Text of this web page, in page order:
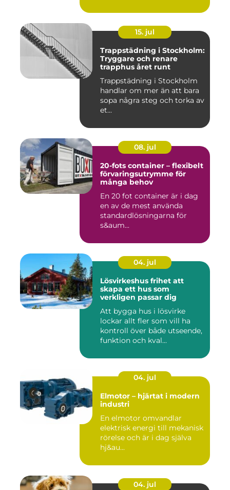
15. jul
Trappstädning i Stockholm:
Tryggare och renare
trapphus året runt
Trappstädning i Stockholm
handlar om mer än att bara
sopa några steg och torka av
et...
08. jul
20-fots container – flexibelt
förvaringsutrymme för
många behov
En 20 fot container är i dag
en av de mest använda
standardlösningarna för
s&aum...
04. jul
Lösvirkeshus frihet att
skapa ett hus som
verkligen passar dig
Att bygga hus i lösvirke
lockar allt fler som vill ha
kontroll över både utseende,
funktion och kval...
04. jul
Elmotor – hjärtat i modern
industri
En elmotor omvandlar
elektrisk energi till mekanisk
rörelse och är i dag själva
hj&au...
04. jul